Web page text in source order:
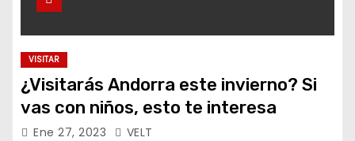
VISITAR
¿Visitarás Andorra este invierno? Si
vas con niños, esto te interesa
Ene 27, 2023 VELT